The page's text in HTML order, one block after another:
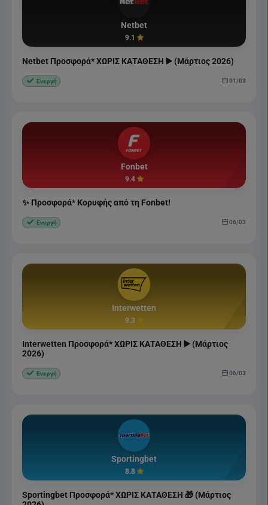
Netbet
9.1
Netbet Προσφορά* ΧΩΡΙΣ ΚΑΤΑΘΕΣΗ ▶️ (Μάρτιος 2026)
Ενεργή 01/03
Fonbet
9.4
✨ Προσφορά* Κορυφής από τη Fonbet!
Ενεργή 06/03
Interwetten
9.3
Interwetten Προσφορά* ΧΩΡΙΣ ΚΑΤΑΘΕΣΗ ▶️ (Μάρτιος
2026)
Ενεργή 06/03
Sportingbet
8.8
Sportingbet Προσφορά* ΧΩΡΙΣ ΚΑΤΑΘΕΣΗ 🎁 (Μάρτιος